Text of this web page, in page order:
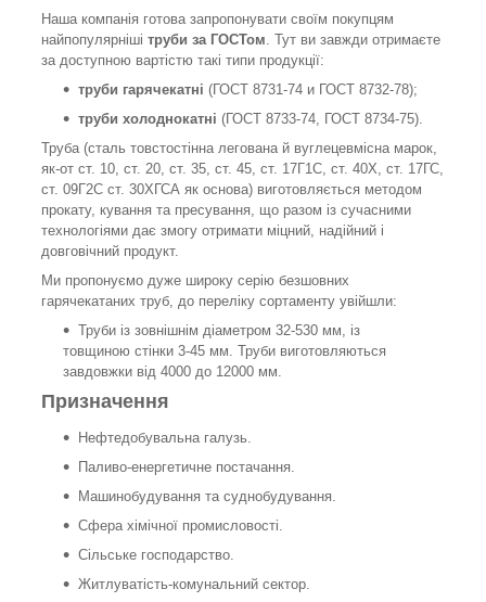
Наша компанія готова запропонувати своїм покупцям
найпопулярніші труби за ГОСТом . Тут ви завжди отримаєте
за доступною вартістю такі типи продукції:
труби гарячекатні (ГОСТ 8731-74 и ГОСТ 8732-78);
труби холоднокатні (ГОСТ 8733-74, ГОСТ 8734-75).
Труба (сталь товстостінна легована й вуглецевмісна марок,
як-от ст. 10, ст. 20, ст. 35, ст. 45, ст. 17Г1С, ст. 40Х, ст. 17ГС,
ст. 09Г2С ст. 30ХГСА як основа) виготовляється методом
прокату, кування та пресування, що разом із сучасними
технологіями дає змогу отримати міцний, надійний і
довговічний продукт.
Ми пропонуємо дуже широку серію безшовних
гарячекатаних труб, до переліку сортаменту увійшли:
Труби із зовнішнім діаметром 32-530 мм, із
товщиною стінки 3-45 мм. Труби виготовляються
завдовжки від 4000 до 12000 мм.
Призначення
Нефтедобувальна галузь.
Паливо-енергетичне постачання.
Машинобудування та суднобудування.
Сфера хімічної промисловості.
Сільське господарство.
Житлуватість-комунальний сектор.